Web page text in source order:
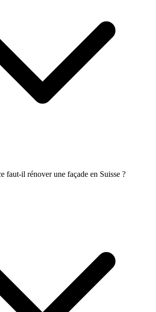
faut-il rénover une façade en Suisse ?